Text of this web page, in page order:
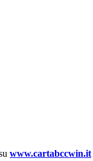
www.cartabccwin.it